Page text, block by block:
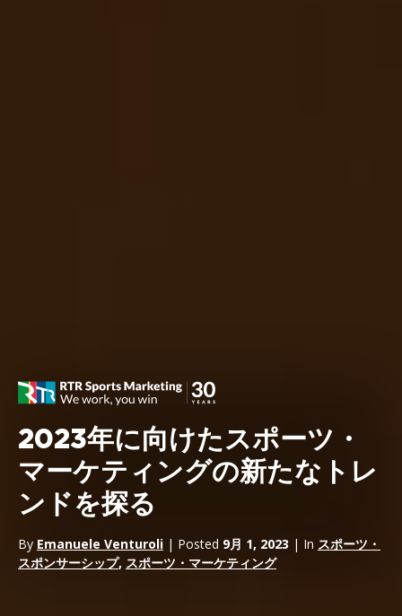
2023年に向けたスポーツ・
マーケティングの新たなトレ
ンドを探る
By Emanuele Venturoli | Posted 9月 1, 2023 | In スポーツ・
スポンサーシップ, スポーツ・マーケティング